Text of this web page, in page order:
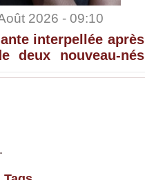
2026 - 09:10
interpellée après
deux nouveau-nés